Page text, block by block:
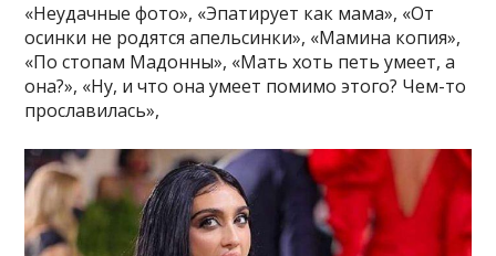
«Неудачные фото», «Эпатирует как мама», «От
осинки не родятся апельсинки», «Мамина копия»,
«По стопам Мадонны», «Мать хоть петь умеет, а
она?», «Ну, и что она умеет помимо этого? Чем-то
прославилась»,